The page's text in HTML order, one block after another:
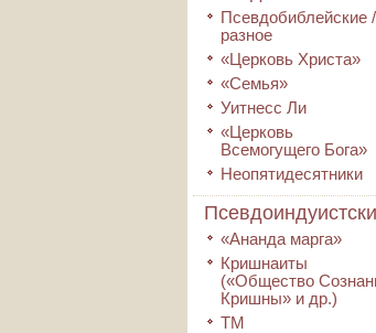
Псевдобиблейские /
разное
«Церковь Христа»
«Семья»
Уитнесс Ли
«Церковь
Всемогущего Бога»
Неопятидесятники
«Ананда марга»
Кришнаиты
(«Общество
Кришны» и др.)
ТМ